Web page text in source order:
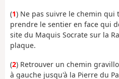
(1) Ne pas suivre le chemin qui
prendre le sentier en face qui
site du Maquis Socrate sur la
plaque.
(2) Retrouver un chemin
à gauche jusqu'à la Pierre du